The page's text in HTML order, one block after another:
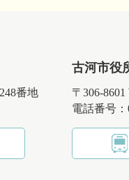
番地
古河市役
〒306-
電話番号：